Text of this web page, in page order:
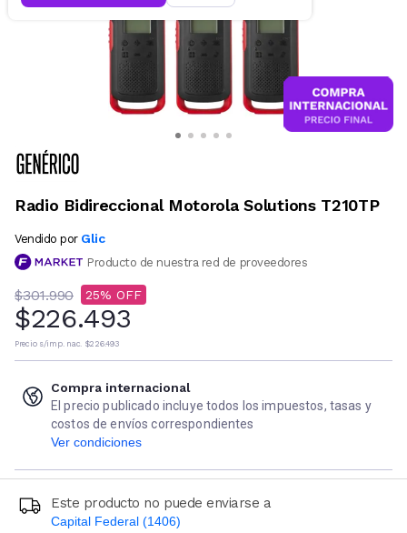
Radio Bidireccional Motorola Solutions T210TP
Vendido por Glic
Producto de nuestra red de proveedores
$301.990 25
$226.493
Precio s/imp. nac. $226.493
Compra internacional
El precio publicado incluye todos los impuestos, tasas y
costos de envíos correspondientes
Ver condiciones
Este producto no puede enviarse a
Capital Federal (1406)